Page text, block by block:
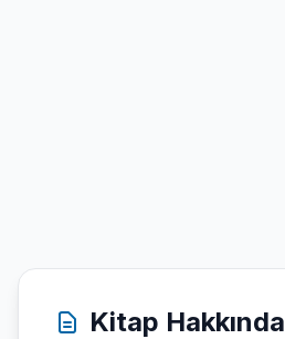
Kitap Hakkında